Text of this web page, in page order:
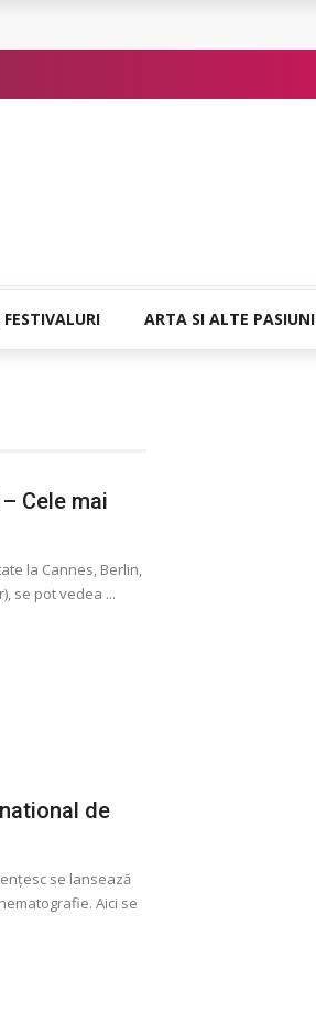
ARTA SI ALTE PASIUNI
Cele mai
la Cannes, Berlin,
se pot vedea ...
de
se lansează
Aici se